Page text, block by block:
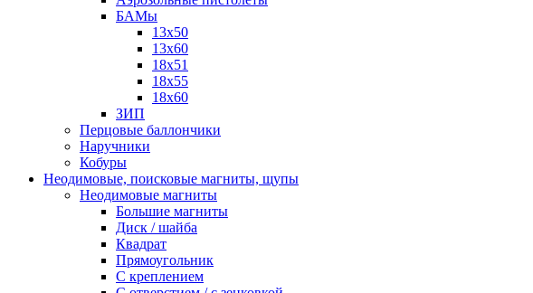
БАМы
13х50
13х60
18х51
18х55
18х60
ЗИП
Перцовые баллончики
Наручники
Кобуры
Неодимовые, поисковые магниты, щупы
Неодимовые магниты
Большие магниты
Диск / шайба
Квадрат
Прямоугольник
С креплением